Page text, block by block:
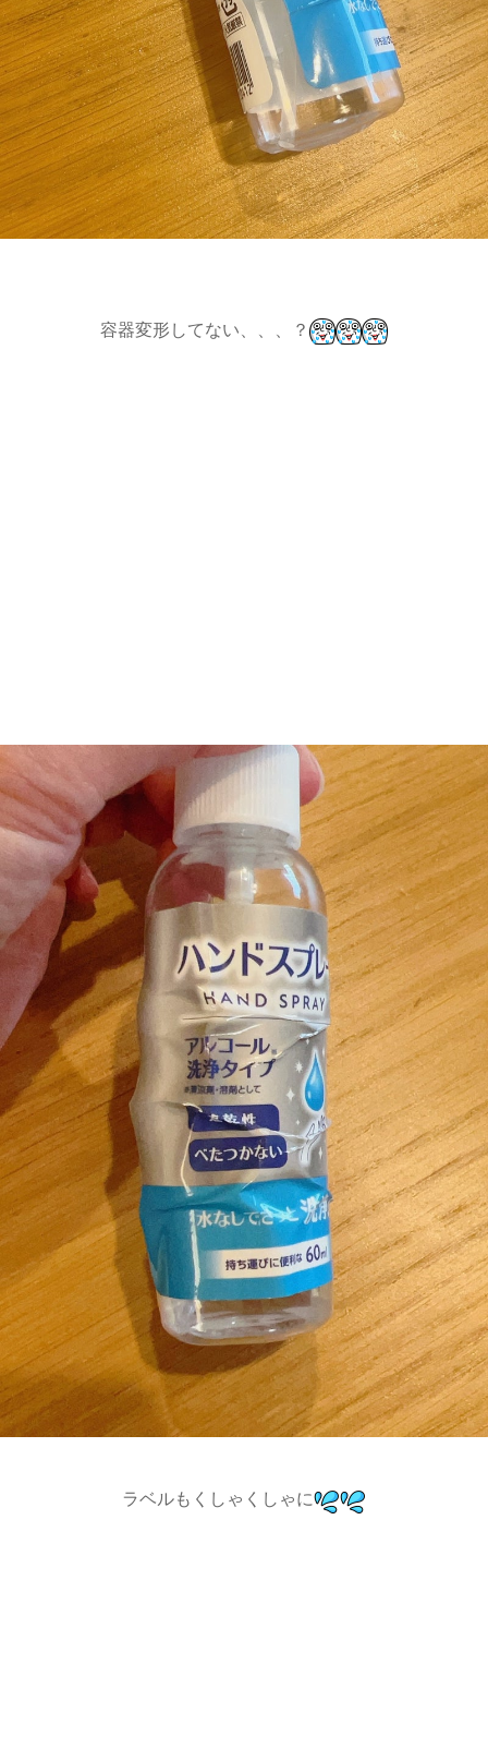
容器変形してない、、、？
ラベルもくしゃくしゃに